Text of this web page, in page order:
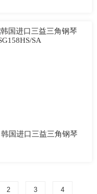
韩国进口三益三角钢琴
2 3 4